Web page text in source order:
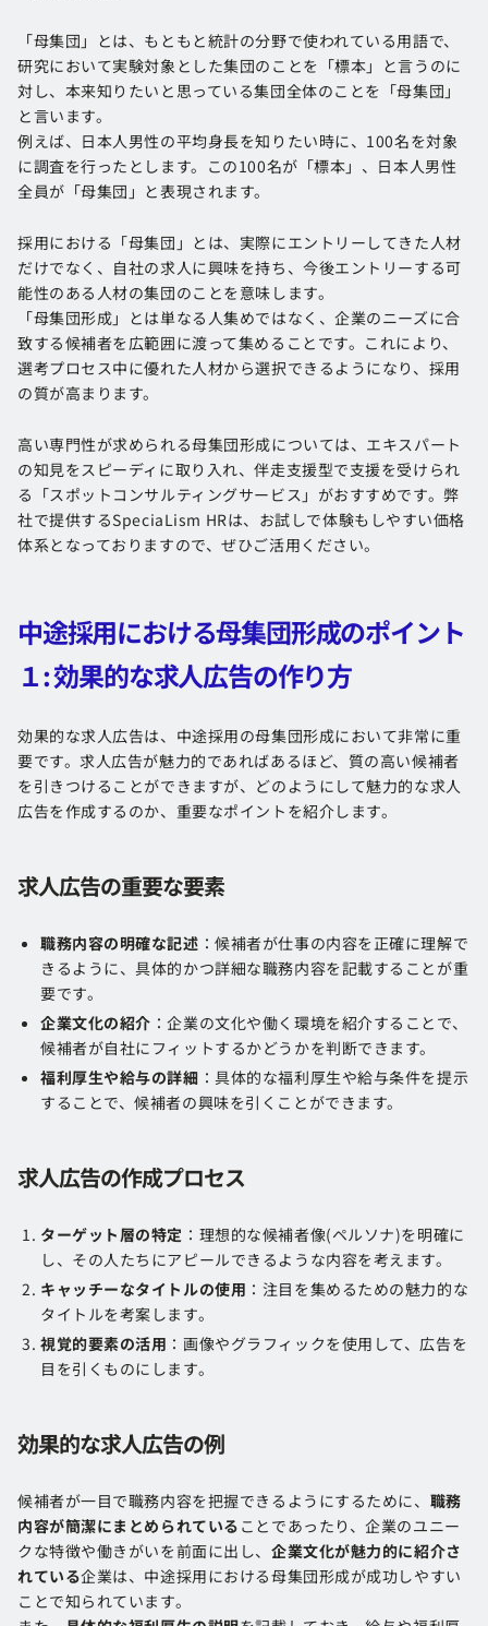
「母集団」とは、もともと統計の分野で使われている用語で、
研究において実験対象とした集団のことを「標本」と言うのに
対し、本来知りたいと思っている集団全体のことを「母集団」
と言います。
例えば、日本人男性の平均身長を知りたい時に、100名を対象
に調査を行ったとします。この100名が「標本」、日本人男性
全員が「母集団」と表現されます。
採用における「母集団」とは、実際にエントリーしてきた人材
だけでなく、自社の求人に興味を持ち、今後エントリーする可
能性のある人材の集団のことを意味します。
「母集団形成」とは単なる人集めではなく、企業のニーズに合
致する候補者を広範囲に渡って集めることです。これにより、
選考プロセス中に優れた人材から選択できるようになり、採用
の質が高まります。
高い専門性が求められる母集団形成については、エキスパート
の知見をスピーディに取り入れ、伴走支援型で支援を受けられ
る「スポットコンサルティングサービス」がおすすめです。弊
社で提供するSpeciaLism HRは、お試しで体験もしやすい価格
体系となっておりますので、ぜひご活用ください。
中途採用における母集団形成のポイント
１: 効果的な求人広告の作り方
効果的な求人広告は、中途採用の母集団形成において非常に重
要です。求人広告が魅力的であればあるほど、質の高い候補者
を引きつけることができますが、どのようにして魅力的な求人
広告を作成するのか、重要なポイントを紹介します。
求人広告の重要な要素
職務内容の明確な記述 ：候補者が仕事の内容を正確に理解で
きるように、具体的かつ詳細な職務内容を記載することが重
要です。
企業文化の紹介 ：企業の文化や働く環境を紹介することで、
候補者が自社にフィットするかどうかを判断できます。
福利厚生や給与の詳細 ：具体的な福利厚生や給与条件を提示
することで、候補者の興味を引くことができます。
求人広告の作成プロセス
ターゲット層の特定 ：理想的な候補者像(ペルソナ)を明確に
し、その人たちにアピールできるような内容を考えます。
キャッチーなタイトルの使用 ：注目を集めるための魅力的な
タイトルを考案します。
視覚的要素の活用 ：画像やグラフィックを使用して、広告を
目を引くものにします。
効果的な求人広告の例
候補者が一目で職務内容を把握できるようにするために、 職務
内容が簡潔にまとめられている ことであったり、企業のユニー
クな特徴や働きがいを前面に出し、 企業文化が魅力的に紹介さ
れている企業は、中途採用における母集団形成が成功しやすい
ことで知られています。